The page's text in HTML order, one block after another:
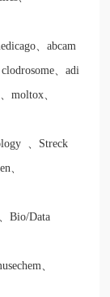
、abcam
clodrosome 、adi
、moltox
Streck
、Bio/Data